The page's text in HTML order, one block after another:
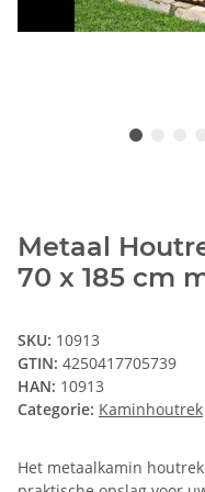
Metaal
70 x 185 cm
SKU: 10913
GTIN: 4250417705739
HAN: 10913
Categorie: Kaminhoutrek
Het metaalkamin